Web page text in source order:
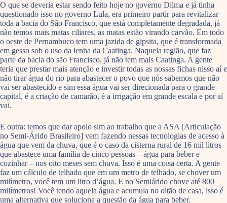
O que se deveria estar sendo feito hoje no governo Dilma e já tinha
questionado isso no governo Lula, era primeiro partir para revitalizar
toda a bacia do São Francisco, que está completamente degradada, já
não temos mais matas ciliares, as matas estão virando carvão. Em todo
o oeste de Pernambuco tem uma jazida de gipsita, que é transformada
em gesso sob o uso da lenha da Caatinga. Naquela região, que faz
parte da bacia do são Francisco, já não tem mais Caatinga. A gente
teria que prestar mais atenção e investir todas as nossas fichas nisso aí e
não tirar água do rio para abastecer o povo que nós sabemos que não
vai ser abastecido e sim essa água vai ser direcionada para o grande
capital, é a criação de camarão, é a irrigação em grande escala e por aí
vai.
E outra: temos que dar apoio sim ao trabalho que a ASA [Articulação
no Semi-Árido Brasileiro] vem fazendo nessas tecnologias de acesso à
água que vem da chuva, que é o caso da cisterna rural de 16 mil litros
que abastece uma família de cinco pessoas – água para beber e
cozinhar – nos oito meses sem chuva. Isso é uma coisa certa. A gente
faz um cálculo de telhado que em um metro de telhado, se chover um
milímetro, você tem um litro d’água. E no Semiárido chove até 800
milímetros! Você tendo aquela água e acumula no oitão de casa, isso é
uma alternativa que soluciona a questão da água para beber.